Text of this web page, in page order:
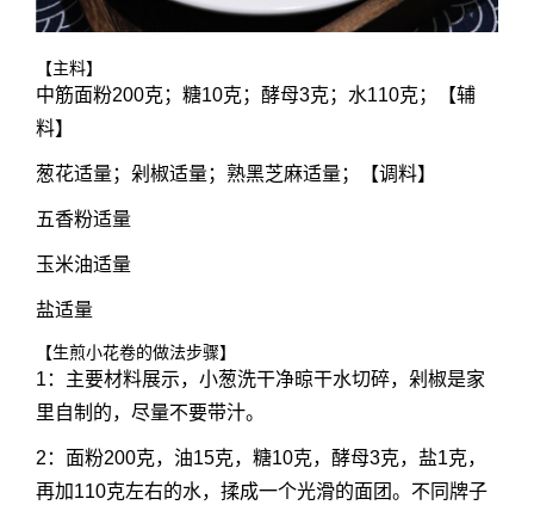
【主料】
中筋面粉200克；糖10克；酵母3克；水110克；【辅
料】
葱花适量；剁椒适量；熟黑芝麻适量；【调料】
五香粉适量
玉米油适量
盐适量
【生煎小花卷的做法步骤】
1：主要材料展示，小葱洗干净晾干水切碎，剁椒是家
里自制的，尽量不要带汁。
2：面粉200克，油15克，糖10克，酵母3克，盐1克，
再加110克左右的水，揉成一个光滑的面团。不同牌子